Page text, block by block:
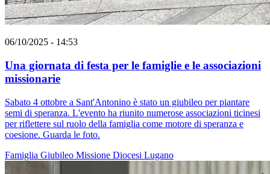
06/10/2025 - 14:53
Una giornata di festa per le famiglie e le associazioni
missionarie
Sabato 4 ottobre a Sant'Antonino è stato un giubileo per piantare
semi di speranza. L'evento ha riunito numerose associazioni ticinesi
per riflettere sul ruolo della famiglia come motore di speranza e
coesione. Guarda le foto.
Famiglia Giubileo Missione Diocesi Lugano